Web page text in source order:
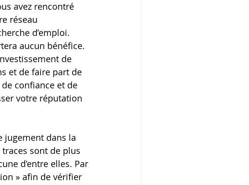
avez rencontré
réseau
d’emploi.
aucun bénéfice.
de
et de faire part de
confiance et de
votre réputation
jugement dans la
sont de plus
d’entre elles. Par
» afin de vérifier